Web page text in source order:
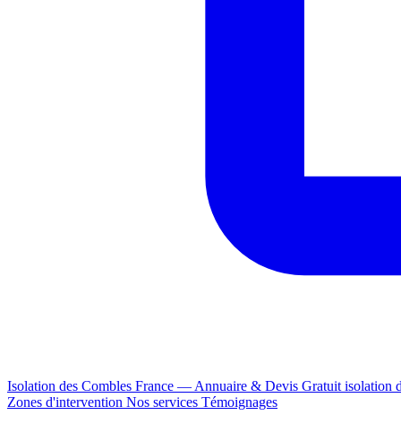
Isolation des Combles France — Annuaire & Devis Gratuit isolation
Zones d'intervention Nos services Témoignages